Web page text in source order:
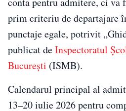
prim criteriu de departajare
punctaje egale, potrivit
publicat deInspectoratul
București (ISMB).
Calendarul principal al
13–20 iulie 2026 pentru